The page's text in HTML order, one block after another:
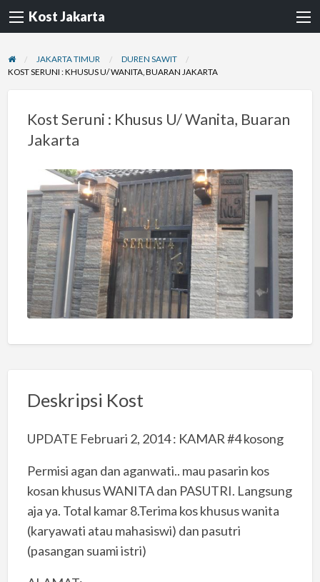
Kost Jakarta
JAKARTA TIMUR
DUREN SAWIT
KOST SERUNI : KHUSUS U/ WANITA, BUARAN JAKARTA
Kost Seruni : Khusus U/ Wanita, Buaran
Jakarta
Deskripsi Kost
UPDATE Februari 2, 2014 : KAMAR #4 kosong
Permisi agan dan aganwati.. mau pasarin kos
kosan khusus WANITA dan PASUTRI. Langsung
aja ya. Total kamar 8.Terima kos khusus wanita
(karyawati atau mahasiswi) dan pasutri
(pasangan suami istri)